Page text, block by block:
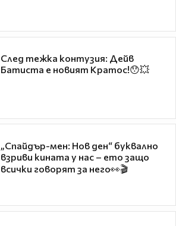
След тежка контузия: Дейв
Батиста е новият Кратос!😯💥
„Спайдър-мен: Нов ден“ буквално
взриви кината у нас – ето защо
всички говорят за него👀🎬